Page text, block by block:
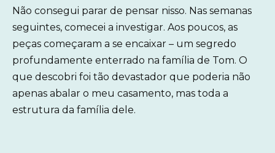
Não consegui parar de pensar nisso. Nas semanas
seguintes, comecei a investigar. Aos poucos, as
peças começaram a se encaixar – um segredo
profundamente enterrado na família de Tom. O
que descobri foi tão devastador que poderia não
apenas abalar o meu casamento, mas toda a
estrutura da família dele.